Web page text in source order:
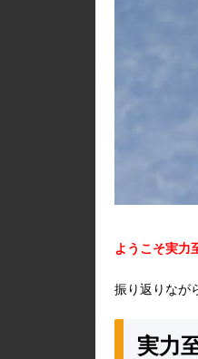
ようこそ実力
振り返りなが
実力